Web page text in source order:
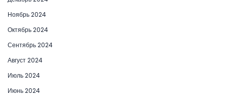
Ноябрь 2024
Октябрь 2024
Сентябрь 2024
Август 2024
Июль 2024
Июнь 2024